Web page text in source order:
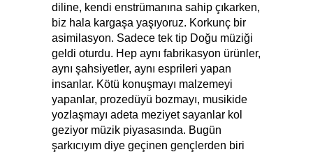
diline, kendi enstrümanına sahip çıkarken,
biz hala kargaşa yaşıyoruz. Korkunç bir
asimilasyon. Sadece tek tip Doğu müziği
geldi oturdu. Hep aynı fabrikasyon ürünler,
aynı şahsiyetler, aynı esprileri yapan
insanlar. Kötü konuşmayı malzemeyi
yapanlar, prozedüyü bozmayı, musikide
yozlaşmayı adeta meziyet sayanlar kol
geziyor müzik piyasasında. Bugün
şarkıcıyım diye geçinen gençlerden biri